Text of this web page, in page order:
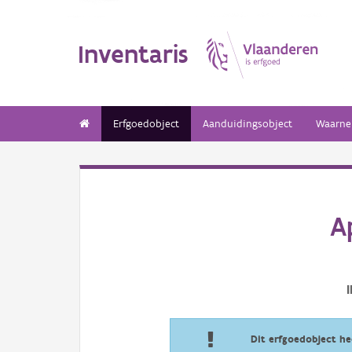
Inventaris
Erfgoedobject Aanduidingsobject
Dit erfgoedobject